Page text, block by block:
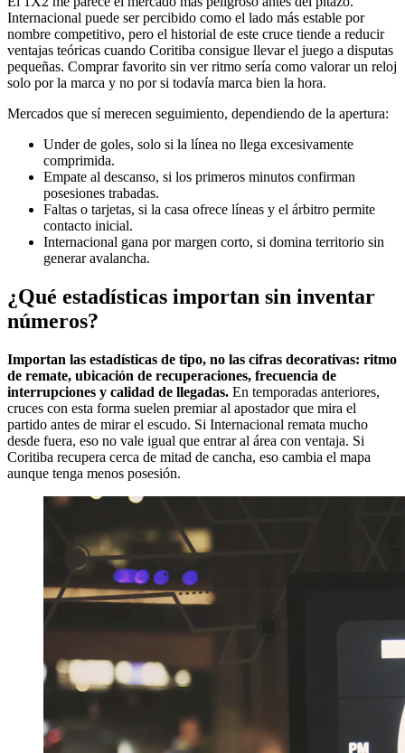
Internacional puede ser percibido como el lado más estable por
nombre competitivo, pero el historial de este cruce tiende a reducir
ventajas teóricas cuando Coritiba consigue llevar el juego a disputas
pequeñas. Comprar favorito sin ver ritmo sería como valorar un reloj
solo por la marca y no por si todavía marca bien la hora.
Mercados que sí merecen seguimiento, dependiendo de la apertura:
Under de goles, solo si la línea no llega excesivamente
comprimida.
Empate al descanso, si los primeros minutos confirman
posesiones trabadas.
Faltas o tarjetas, si la casa ofrece líneas y el árbitro permite
contacto inicial.
Internacional gana por margen corto, si domina territorio sin
generar avalancha.
¿Qué estadísticas importan sin inventar
números?
Importan las estadísticas de tipo, no las cifras decorativas: ritmo
de remate, ubicación de recuperaciones, frecuencia de
interrupciones y calidad de llegadas. En temporadas anteriores,
cruces con esta forma suelen premiar al apostador que mira el
partido antes de mirar el escudo. Si Internacional remata mucho
desde fuera, eso no vale igual que entrar al área con ventaja. Si
Coritiba recupera cerca de mitad de cancha, eso cambia el mapa
aunque tenga menos posesión.